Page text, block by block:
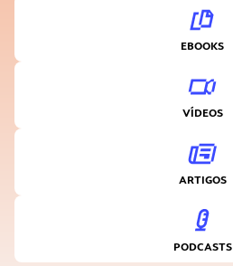
EBOOKS
VÍDEOS
ARTIGOS
PODCASTS